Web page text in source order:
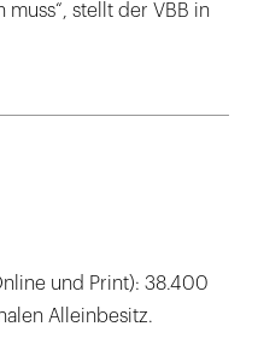
stellt der VBB in
und Print): 38.400
Alleinbesitz.